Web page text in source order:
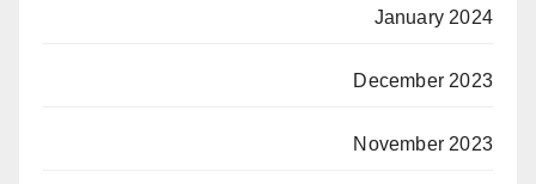
January 2024
December 2023
November 2023